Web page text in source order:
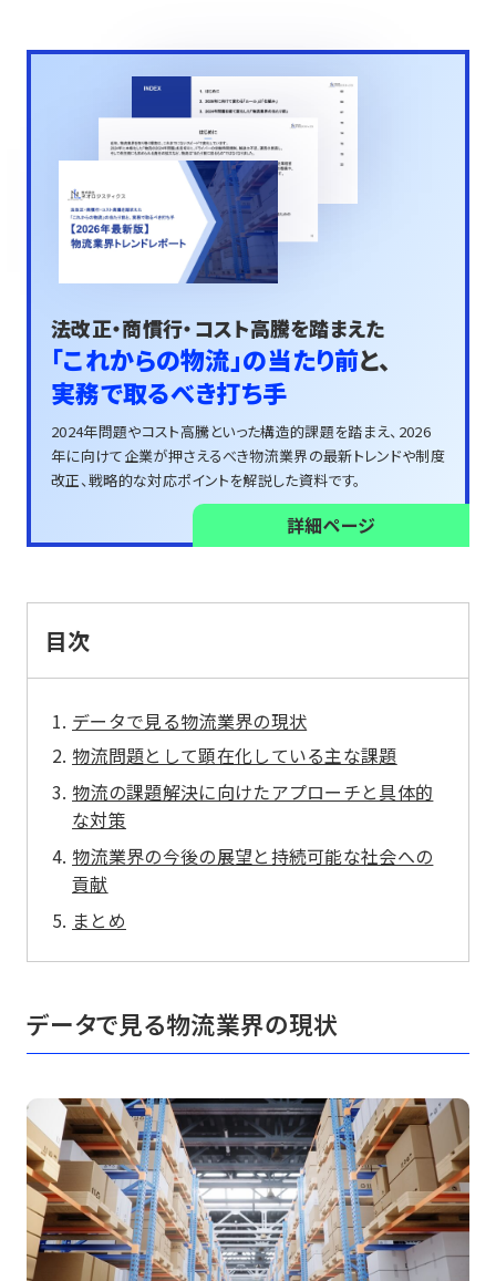
法改正・商慣行・コスト高騰を踏まえた
「これからの物流」の当たり前と、
実務で取るべき打ち手
2024年問題やコスト高騰といった構造的課題を踏まえ、 2026
年に向けて企業が押さえるべき物流業界の最新トレンドや制度
改正、戦略的な対応ポイントを解説した資料です。
詳細ページ
目次
データで見る物流業界の現状
物流問題として顕在化している主な課題
物流の課題解決に向けたアプローチと具体的
な対策
物流業界の今後の展望と持続可能な社会への
貢献
まとめ
データで見る物流業界の現状